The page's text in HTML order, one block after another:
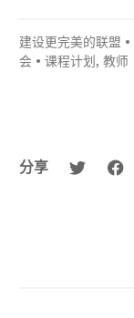
建设更完美的联盟 •
会 • 课程计划 , 教师
分享